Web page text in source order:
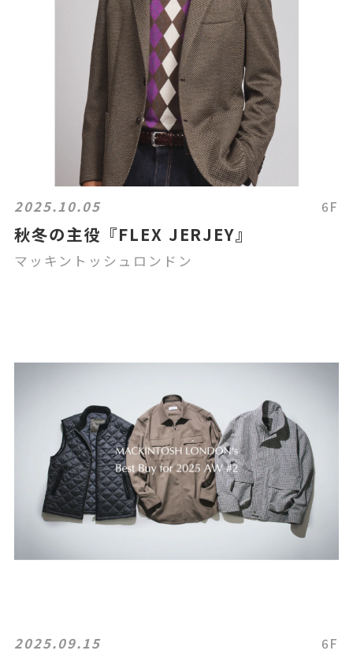
2025.10.05 6F
秋冬の主役『FLEX JERJEY』
マッキントッシュロンドン
2025.09.15 6F